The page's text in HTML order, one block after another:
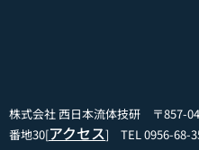
株式会社 西日本流体技研 〒857-
番地30[アクセス] TEL 0956-68-